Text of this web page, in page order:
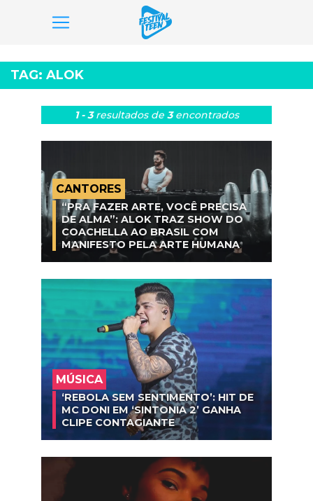
para
o
conteúdo
TAG: ALOK
1 - 3resultados de 3encontrados
CANTORES
“PRA FAZER ARTE, VOCÊ PRECISA
DE ALMA”: ALOK TRAZ SHOW DO
COACHELLA AO BRASIL COM
MANIFESTO PELA ARTE HUMANA
MÚSICA
‘REBOLA SEM SENTIMENTO’: HIT DE
MC DONI EM ‘SINTONIA 2’ GANHA
CLIPE CONTAGIANTE